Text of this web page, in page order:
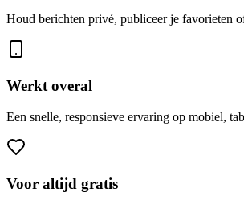
Houd berichten privé, publiceer je favorieten
Werkt overal
Een snelle, responsieve ervaring op mobiel,
Voor altijd gratis